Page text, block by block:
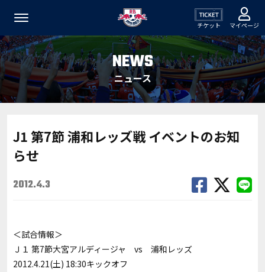
チケット マイページ
NEWS
ニュース
J1 第7節 浦和レッズ戦 イベントのお知
らせ
2012.4.3
＜試合情報＞
Ｊ１ 第7節大宮アルディージャ vs 浦和レッズ
2012.4.21(土) 18:30キックオフ